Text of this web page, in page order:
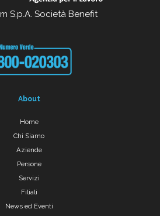
S.p.A. Società Benefit
About
Home
Chi Siamo
Aziende
Persone
Servizi
Filiali
News ed Eventi